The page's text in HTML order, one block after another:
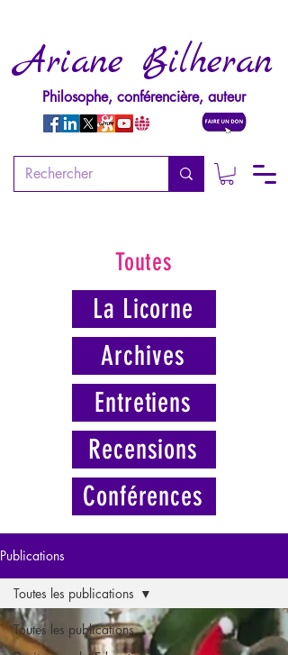
Ariane Bilheran
Philosophe, conférencière, auteur
Toutes
La Licorne
Archives
Entretiens
Recensions
Conférences
Publications
Toutes les publications
Toutes les publications